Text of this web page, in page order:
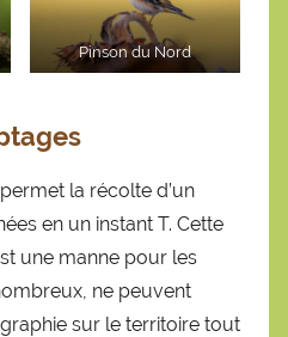
Pinson du Nord
la récolte d’un
en un instant T. Cette
une manne pour les
ne peuvent
sur le territoire tout